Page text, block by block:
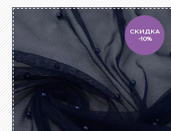
СКИДКА
-10%